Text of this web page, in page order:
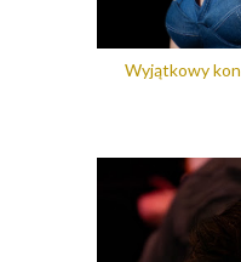
Wyjątkowy